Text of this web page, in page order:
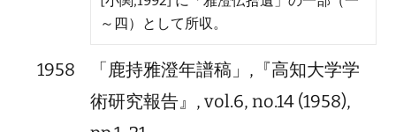
～四）として所収。
1958
「鹿持雅澄年譜稿」,『高知大学学
術研究報告』, vol.6, no.14 (1958),